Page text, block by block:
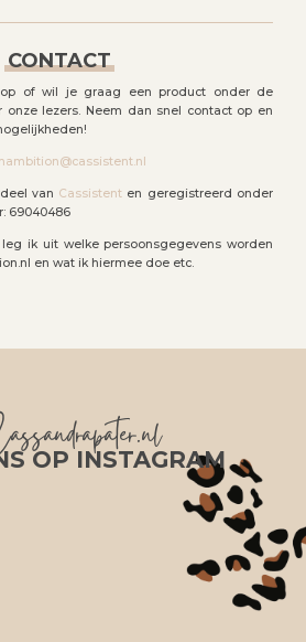
CONTACT
of wil je graag een product onder de
onze lezers. Neem dan snel contact op en
van Cassistent en geregistreerd onder
69040486
leg ik uit welke persoonsgegevens worden
en wat ik hiermee doe etc.
OP INSTAGRAM